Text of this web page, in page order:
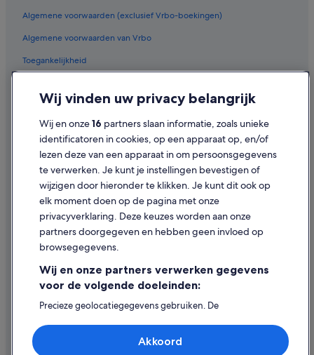
Hostels in Vijlen
Woonboten in Mechelen
Fletcher-Hotels in Vijlen
Hotels in Gulpen
Particuliere vakantiehuizen in Vijlen
Kastelen in Slenaken
Algemene voorwaarden (exclusief Vrbo-boekingen)
Algemene voorwaarden van Vrbo
Toegankelijkheid
Cookies
Juridische informatie/Contact
Inhoudsrichtlijnen en inhoud rapporteren
Hulp
Ondersteuning
Je boeking wijzigen of annuleren
Restitutieproces en tijdsbestek
Boek een vlucht met airlinetegoed
Wij vinden uw privacy belangrijk
Wij en onze16 partners slaan informatie, zoals unieke
identificatoren in cookies, op een apparaat op, en/of
lezen deze van een apparaat in om persoonsgegevens
te verwerken. Je kunt je instellingen bevestigen of
wijzigen door hieronder te klikken. Je kunt dit ook op
elk moment doen op de pagina met onze
privacyverklaring. Deze keuzes worden aan onze
partners doorgegeven en hebben geen invloed op
browsegegevens.
Wij en onze partners verwerken gegevens
voor de volgende doeleinden:
Precieze geolocatiegegevens gebruiken. De
Informatie op een apparaat opslaan en/of openen.
Gepersonaliseerde advertenties en content, advertentie-
Akkoord